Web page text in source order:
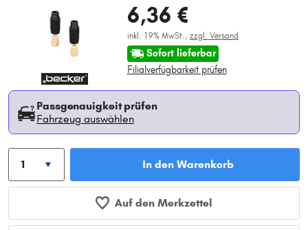
6,36 €
inkl. 19% MwSt., zzgl. Versand
Sofort lieferbar
Filialverfügbarkeit prüfen
Passgenauigkeit prüfen
Fahrzeug auswählen
In den Warenkorb
Auf den Merkzettel